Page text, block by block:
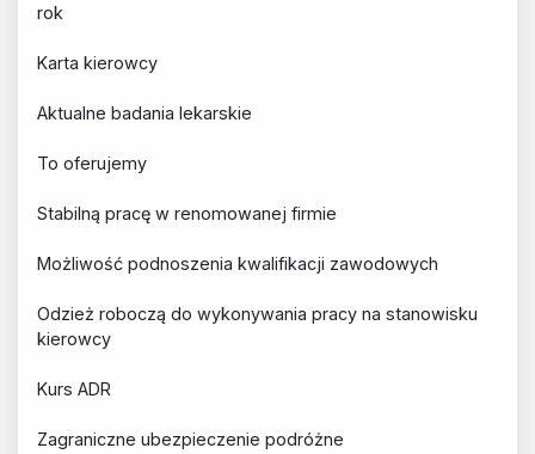
rok
Karta kierowcy
Aktualne badania lekarskie
To oferujemy
Stabilną pracę w renomowanej firmie
Możliwość podnoszenia kwalifikacji zawodowych
Odzież roboczą do wykonywania pracy na stanowisku
kierowcy
Kurs ADR
Zagraniczne ubezpieczenie podróżne